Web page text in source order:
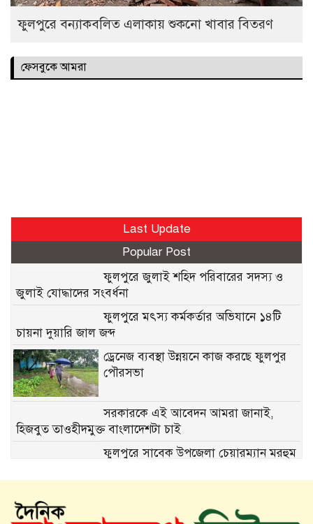
ফুলপুরে বন্যাকবলিত এলাকায় শুকনো খাবার বিতরণ
ফেসবুকে আমরা
Last Update
Popular Post
ফুলপুরে জুলাই শহিদ পরিবারের সদস্য ও
জুলাই যোদ্ধাদের সংবর্ধনা
ফুলপুরে মৎস্য কর্মকর্তার অভিযানে ১৪টি
চায়না দুয়ারি জাল জব্দ
ড্রেনেজ ব্যবস্থা উন্নয়নে কাজ করছে ফুলপুর
পৌরসভা
সরকারকে এই আবেদন আমরা জানাই,
হিজবুত তাওহীদমুক্ত বাংলাদেশটা চাই
ফুলপুরে সাবেক উপজেলা চেয়ারম্যান মরহুম
অকুণ্ঠ সমর্থন আজও প্রেরণা